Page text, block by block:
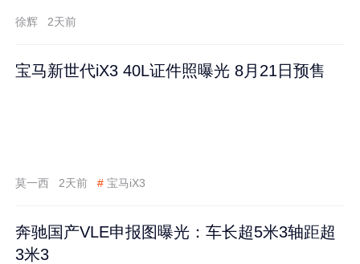
徐辉 2天前
宝马新世代iX3 40L证件照曝光 8月21日预售
莫一西 2天前 # 宝马iX3
奔驰国产VLE申报图曝光：车长超5米3轴距超
3米3